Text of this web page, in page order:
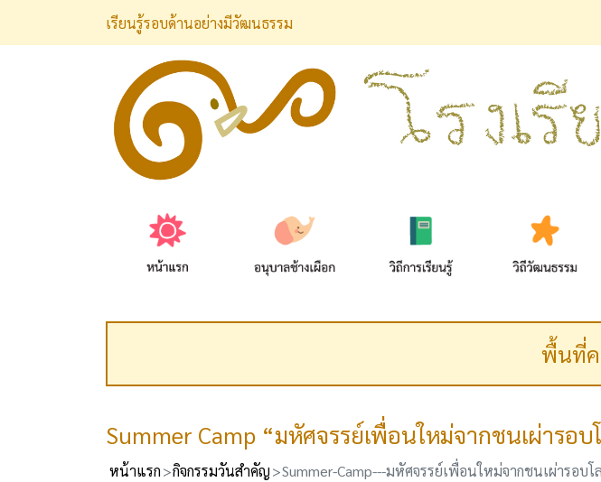
เรียนรู้รอบด้านอย่างมีวัฒนธรรม
พื้นที่ค
Summer Camp “มหัศจรรย์เพื่อนใหม่จากชนเผ่ารอบ
หน้าแรก กิจกรรมวันสำคัญ Summer-Camp---มหัศจรรย์เพื่อนใหม่จากชนเผ่ารอบโ